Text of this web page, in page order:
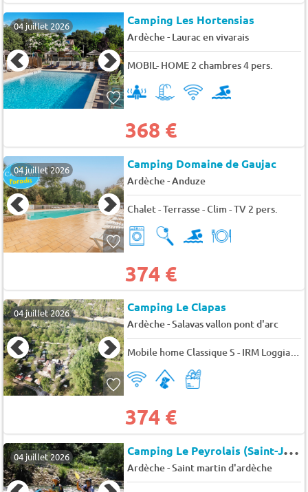
04 juillet 2026 Camping Les Hortensias
Ardèche- Laurac en vivarais
MOBIL- HOME 2 chambres 4 pers.
368 €
04 juillet 2026 Camping Domaine de Gaujac
Ardèche-Anduze
Chalet - Terrasse - Clim - TV 2 pers.
374 €
04 juillet 2026 Camping Le Clapas
Ardèche-Salavas vallon pont d'arc
Mobile home Classique S - IRM Loggia - Climatisé (2 chambres) 4 pers.
374 €
04 juillet 2026 C
amping Le Peyrolais (Saint-Julien-de-Peyrolas à 1 km)
Ardèche-Saint martin d'ardèche